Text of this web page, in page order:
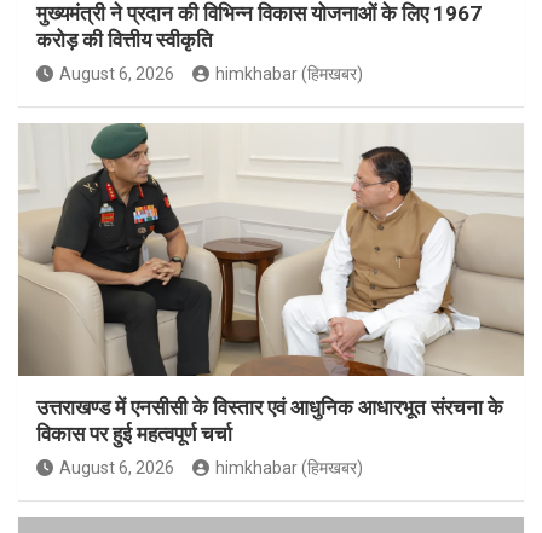
मुख्यमंत्री ने प्रदान की विभिन्न विकास योजनाओं के लिए 1967
करोड़ की वित्तीय स्वीकृति
August 6, 2026 himkhabar (हिमखबर)
उत्तराखण्ड में एनसीसी के विस्तार एवं आधुनिक आधारभूत संरचना के
विकास पर हुई महत्वपूर्ण चर्चा
August 6, 2026 himkhabar (हिमखबर)